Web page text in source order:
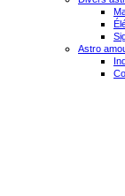
Astro